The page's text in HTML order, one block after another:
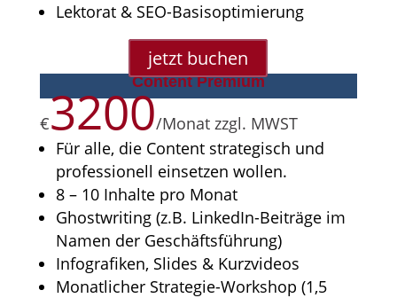
Lektorat & SEO-Basisoptimierung
jetzt buchen
Content Premium
€3200/Monat zzgl. MWST
Für alle, die Content strategisch und
professionell einsetzen wollen.
8 – 10 Inhalte pro Monat
Ghostwriting (z.B. LinkedIn-Beiträge im
Namen der Geschäftsführung)
Infografiken, Slides & Kurzvideos
Monatlicher Strategie-Workshop (1,5